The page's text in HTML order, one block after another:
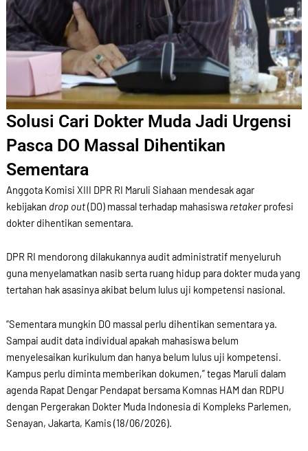
Solusi Cari Dokter Muda Jadi Urgensi
Pasca DO Massal Dihentikan
Sementara
Anggota Komisi XIII DPR RI Maruli Siahaan mendesak agar
kebijakan drop out(DO) massal terhadap mahasiswa retakerprofesi
dokter dihentikan sementara.
DPR RI mendorong dilakukannya audit administratif menyeluruh
guna menyelamatkan nasib serta ruang hidup para dokter muda yang
tertahan hak asasinya akibat belum lulus uji kompetensi nasional.
“Sementara mungkin DO massal perlu dihentikan sementara ya.
Sampai audit data individual apakah mahasiswa belum
menyelesaikan kurikulum dan hanya belum lulus uji kompetensi.
Kampus perlu diminta memberikan dokumen,” tegas Maruli dalam
agenda Rapat Dengar Pendapat bersama Komnas HAM dan RDPU
dengan Pergerakan Dokter Muda Indonesia di Kompleks Parlemen,
Senayan, Jakarta, Kamis (18/06/2026).